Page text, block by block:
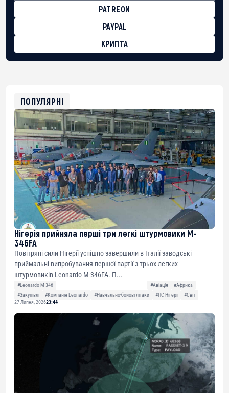
PATREON
PAYPAL
КРИПТА
0xfD02863D3289416fcF50975c9DFda13623f97758
ПОПУЛЯРНІ
Нігерія прийняла перші три легкі штурмовики M-
346FA
Повітряні сили Нігерії успішно завершили в Італії заводські
приймальні випробування першої партії з трьох легких
штурмовиків Leonardo M-346FA. П...
#Leonardo M-346 #Авіація
#Африка
#Закупівлі
#Компанія Leonardo #Навчально-бойові літаки #ПС Нігерії
#Світ
27 Липня, 202623:44